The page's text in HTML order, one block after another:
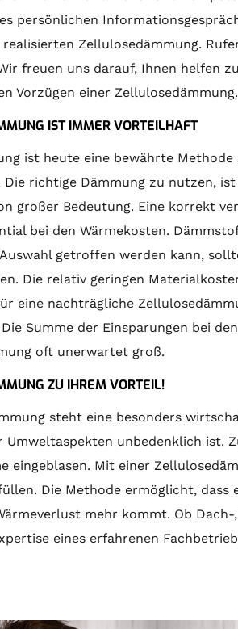
persönlichen
Zellulosedämmung.
freuen uns darauf, Ihnen helfen
Vorzügen einer Zellulosedämmung.
IST IMMER VORTEILHAFT
ist heute eine bewährte
Die richtige Dämmung zu nutzen,
großer Bedeutung. Eine korrekt
bei den Wärmekosten.
getroffen werden kann,
Die relativ geringen
eine nachträgliche
Summe der Einsparungen bei
oft unerwartet groß.
ZU IHREM VORTEIL!
steht eine besonders
Umweltaspekten unbedenklich ist.
eingeblasen. Mit einer
Die Methode ermöglicht,
mehr kommt. Ob
eines erfahrenen